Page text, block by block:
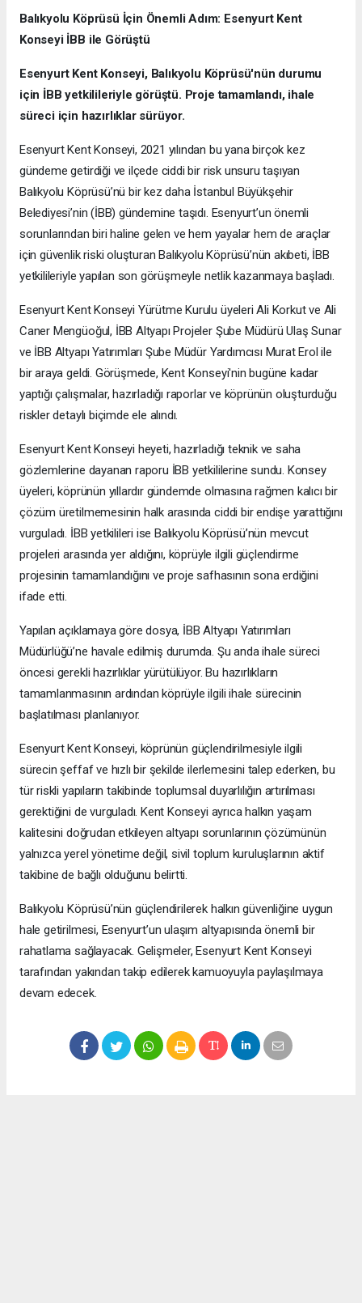
Balıkyolu Köprüsü İçin Önemli Adım: Esenyurt Kent
Konseyi İBB ile Görüştü
Esenyurt Kent Konseyi, Balıkyolu Köprüsü'nün durumu
için İBB yetkilileriyle görüştü. Proje tamamlandı, ihale
süreci için hazırlıklar sürüyor.
Esenyurt Kent Konseyi, 2021 yılından bu yana birçok kez
gündeme getirdiği ve ilçede ciddi bir risk unsuru taşıyan
Balıkyolu Köprüsü’nü bir kez daha İstanbul Büyükşehir
Belediyesi’nin (İBB) gündemine taşıdı. Esenyurt’un önemli
sorunlarından biri haline gelen ve hem yayalar hem de araçlar
için güvenlik riski oluşturan Balıkyolu Köprüsü’nün akıbeti, İBB
yetkilileriyle yapılan son görüşmeyle netlik kazanmaya başladı.
Esenyurt Kent Konseyi Yürütme Kurulu üyeleri Ali Korkut ve Ali
Caner Mengüoğul, İBB Altyapı Projeler Şube Müdürü Ulaş Sunar
ve İBB Altyapı Yatırımları Şube Müdür Yardımcısı Murat Erol ile
bir araya geldi. Görüşmede, Kent Konseyi'nin bugüne kadar
yaptığı çalışmalar, hazırladığı raporlar ve köprünün oluşturduğu
riskler detaylı biçimde ele alındı.
Esenyurt Kent Konseyi heyeti, hazırladığı teknik ve saha
gözlemlerine dayanan raporu İBB yetkililerine sundu. Konsey
üyeleri, köprünün yıllardır gündemde olmasına rağmen kalıcı bir
çözüm üretilmemesinin halk arasında ciddi bir endişe yarattığını
vurguladı. İBB yetkilileri ise Balıkyolu Köprüsü’nün mevcut
projeleri arasında yer aldığını, köprüyle ilgili güçlendirme
projesinin tamamlandığını ve proje safhasının sona erdiğini
ifade etti.
Yapılan açıklamaya göre dosya, İBB Altyapı Yatırımları
Müdürlüğü’ne havale edilmiş durumda. Şu anda ihale süreci
öncesi gerekli hazırlıklar yürütülüyor. Bu hazırlıkların
tamamlanmasının ardından köprüyle ilgili ihale sürecinin
başlatılması planlanıyor.
Esenyurt Kent Konseyi, köprünün güçlendirilmesiyle ilgili
sürecin şeffaf ve hızlı bir şekilde ilerlemesini talep ederken, bu
tür riskli yapıların takibinde toplumsal duyarlılığın artırılması
gerektiğini de vurguladı. Kent Konseyi ayrıca halkın yaşam
kalitesini doğrudan etkileyen altyapı sorunlarının çözümünün
yalnızca yerel yönetime değil, sivil toplum kuruluşlarının aktif
takibine de bağlı olduğunu belirtti.
Balıkyolu Köprüsü’nün güçlendirilerek halkın güvenliğine uygun
hale getirilmesi, Esenyurt’un ulaşım altyapısında önemli bir
rahatlama sağlayacak. Gelişmeler, Esenyurt Kent Konseyi
tarafından yakından takip edilerek kamuoyuyla paylaşılmaya
devam edecek.